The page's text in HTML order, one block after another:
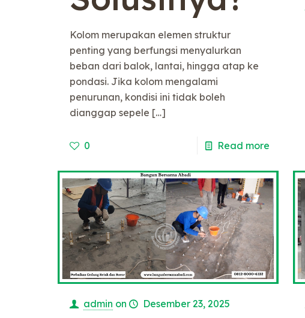
Kolom merupakan elemen struktur
penting yang berfungsi menyalurkan
beban dari balok, lantai, hingga atap ke
pondasi. Jika kolom mengalami
penurunan, kondisi ini tidak boleh
dianggap sepele […]
0 Read more
admin on Desember 23, 2025